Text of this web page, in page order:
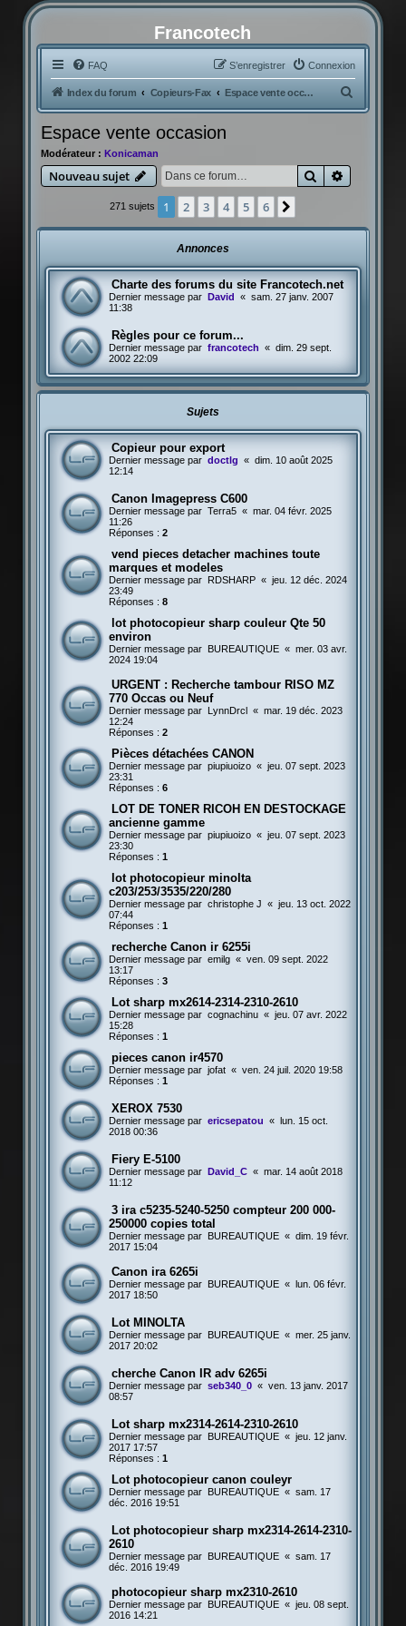
Francotech
FAQ Connexion
S’enregistrer
Index du forum Copieurs-Fax Espace vente occasion
e
e
Espace vente occasion
Modérateur : Konicaman
Nouveau sujet Rechercher
271 sujets 1 2 3 4 5 6
Annonces
Charte des forums du site Francotech.net
Dernier message par David « sam. 27 janv. 2007
11:38
Règles pour ce forum...
Dernier message par francotech « dim. 29 sept.
2002 22:09
Sujets
Copieur pour export
Dernier message par doctlg « dim. 10 août 2025
12:14
Canon Imagepress C600
Dernier message par Terra5 « mar. 04 févr. 2025
11:26
Réponses : 2
vend pieces detacher machines toute
marques et modeles
Dernier message par RDSHARP « jeu. 12 déc. 2024
23:49
Réponses : 8
lot photocopieur sharp couleur Qte 50
environ
Dernier message par BUREAUTIQUE « mer. 03 avr.
2024 19:04
URGENT : Recherche tambour RISO MZ
770 Occas ou Neuf
Dernier message par LynnDrcl « mar. 19 déc. 2023
12:24
Réponses : 2
Pièces détachées CANON
Dernier message par piupiuoizo « jeu. 07 sept. 2023
23:31
Réponses : 6
LOT DE TONER RICOH EN DESTOCKAGE
ancienne gamme
Dernier message par piupiuoizo « jeu. 07 sept. 2023
23:30
Réponses : 1
lot photocopieur minolta
c203/253/3535/220/280
Dernier message par christophe J « jeu. 13 oct. 2022
07:44
Réponses : 1
recherche Canon ir 6255i
Dernier message par emilg « ven. 09 sept. 2022
13:17
Réponses : 3
Lot sharp mx2614-2314-2310-2610
Dernier message par cognachinu « jeu. 07 avr. 2022
15:28
Réponses : 1
pieces canon ir4570
Dernier message par jofat « ven. 24 juil. 2020 19:58
Réponses : 1
XEROX 7530
Dernier message par ericsepatou « lun. 15 oct.
2018 00:36
Fiery E-5100
Dernier message par David_C « mar. 14 août 2018
11:12
3 ira c5235-5240-5250 compteur 200 000-
250000 copies total
Dernier message par BUREAUTIQUE « dim. 19 févr.
2017 15:04
Canon ira 6265i
Dernier message par BUREAUTIQUE « lun. 06 févr.
2017 18:50
Lot MINOLTA
Dernier message par BUREAUTIQUE « mer. 25 janv.
2017 20:02
cherche Canon IR adv 6265i
Dernier message par seb340_0 « ven. 13 janv. 2017
08:57
Lot sharp mx2314-2614-2310-2610
Dernier message par BUREAUTIQUE « jeu. 12 janv.
2017 17:57
Réponses : 1
Lot photocopieur canon couleyr
Dernier message par BUREAUTIQUE « sam. 17
déc. 2016 19:51
Lot photocopieur sharp mx2314-2614-2310-
2610
Dernier message par BUREAUTIQUE « sam. 17
déc. 2016 19:49
photocopieur sharp mx2310-2610
Dernier message par BUREAUTIQUE « jeu. 08 sept.
2016 14:21